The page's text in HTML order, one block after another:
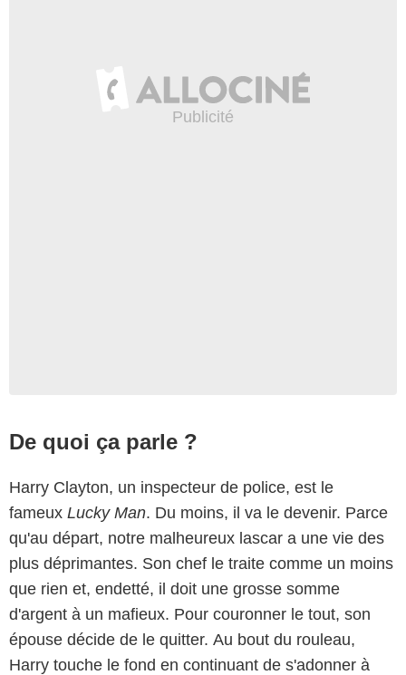
De quoi ça parle ?
Harry Clayton, un inspecteur de police, est le
fameux Lucky Man. Du moins, il va le devenir. Parce
qu'au départ, notre malheureux lascar a une vie des
plus déprimantes. Son chef le traite comme un moins
que rien et, endetté, il doit une grosse somme
d'argent à un mafieux. Pour couronner le tout, son
épouse décide de le quitter. Au bout du rouleau,
Harry touche le fond en continuant de s'adonner à